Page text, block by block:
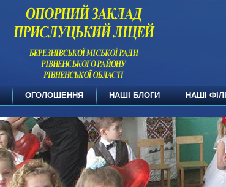
ОГОЛОШЕННЯ НАШІ БЛОГИ НАШІ ФІЛІЇ